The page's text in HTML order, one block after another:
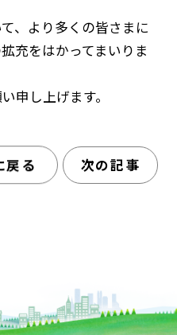
プロジェクト
、より多くの皆さまに
充をはかってまいりま
申し上げます。
次の記事
戻る